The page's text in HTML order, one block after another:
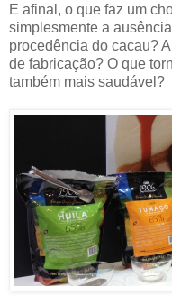
E afinal, o que faz um
simplesmente a
procedência do cacau?
de fabricação? O que
também mais saudável?